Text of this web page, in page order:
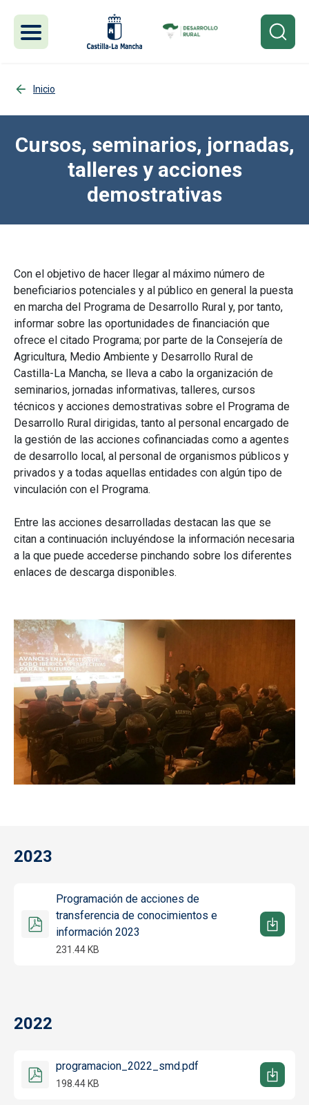
Inicio
Cursos, seminarios, jornadas,
talleres y acciones
demostrativas
Con el objetivo de hacer llegar al máximo número de
beneficiarios potenciales y al público en general la puesta
en marcha del Programa de Desarrollo Rural y, por tanto,
informar sobre las oportunidades de financiación que
ofrece el citado Programa; por parte de la Consejería de
Agricultura, Medio Ambiente y Desarrollo Rural de
Castilla-La Mancha, se lleva a cabo la organización de
seminarios, jornadas informativas, talleres, cursos
técnicos y acciones demostrativas sobre el Programa de
Desarrollo Rural dirigidas, tanto al personal encargado de
la gestión de las acciones cofinanciadas como a agentes
de desarrollo local, al personal de organismos públicos y
privados y a todas aquellas entidades con algún tipo de
vinculación con el Programa.
Entre las acciones desarrolladas destacan las que se
citan a continuación incluyéndose la información necesaria
a la que puede accederse pinchando sobre los diferentes
enlaces de descarga disponibles.
2023
Programación de acciones de
transferencia de conocimientos e
información 2023
231.44 KB
2022
programacion_2022_smd.pdf
198.44 KB